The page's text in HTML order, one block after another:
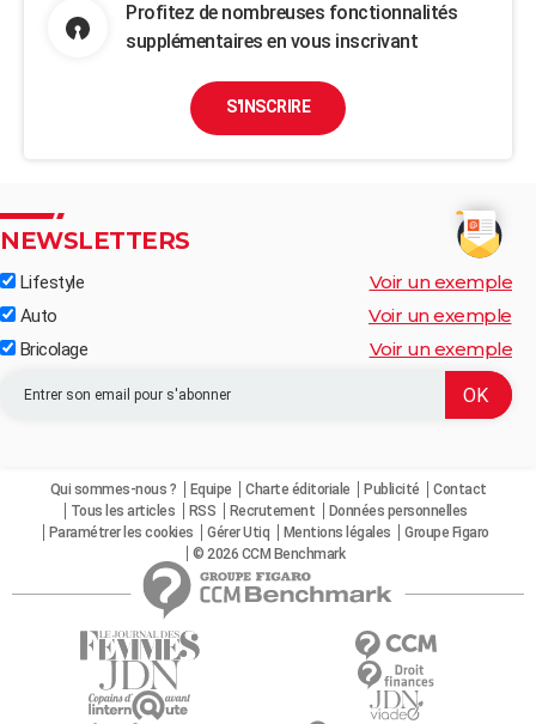
Profitez de nombreuses fonctionnalités
supplémentaires en vous inscrivant
S'INSCRIRE
NEWSLETTERS
Lifestyle Voir un exemple
Auto Voir un exemple
Bricolage Voir un exemple
Qui sommes-nous ? Equipe Charte éditoriale Publicité
Contact
Tous les articles
RSS Recrutement
Données personnelles
Paramétrer les cookies
Gérer Utiq Mentions légales
Groupe Figaro
© 2026 CCM Benchmark